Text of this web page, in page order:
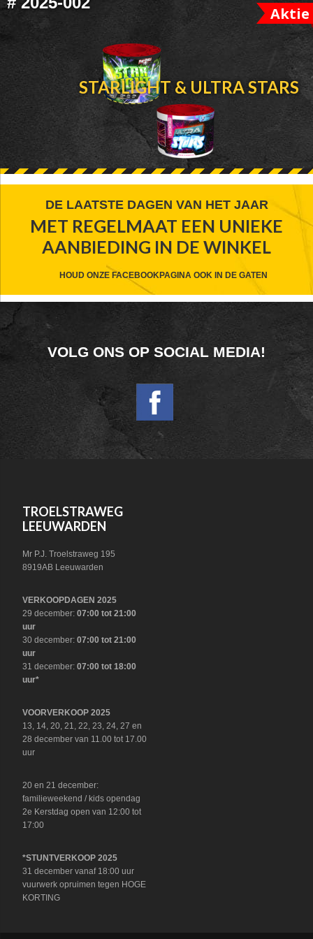
Aktie
STARLIGHT & ULTRA STARS
FOOTER
WIDGET
HEADER
DE LAATSTE DAGEN VAN HET JAAR
MET REGELMAAT EEN UNIEKE
AANBIEDING IN DE WINKEL
HOUD ONZE FACEBOOKPAGINA OOK IN DE GATEN
FOOTER
WIDGET
HEADER
SOCIAL
VOLG ONS OP SOCIAL MEDIA!
TROELSTRAWEG
LEEUWARDEN
Mr P.J. Troelstraweg 195
8919AB Leeuwarden
VERKOOPDAGEN 2025
29 december:07:00 tot 21:00
uur
30 december:07:00 tot 21:00
uur
31 december:07:00 tot 18:00
uur*
VOORVERKOOP 2025
13, 14, 20, 21, 22, 23, 24, 27 en
28 december van 11.00 tot 17.00
uur
20 en 21 december:
familieweekend / kids opendag
2e Kerstdag open van 12:00 tot
17:00
*STUNTVERKOOP 2025
31 december vanaf 18:00 uur
vuurwerk opruimen tegen HOGE
KORTING